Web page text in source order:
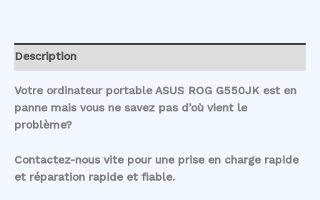
Description
Votre ordinateur portable ASUS ROG G550JK est en
panne mais vous ne savez pas d’où vient le
problème?
Contactez-nous vite pour une prise en charge rapide
et réparation rapide et fiable.